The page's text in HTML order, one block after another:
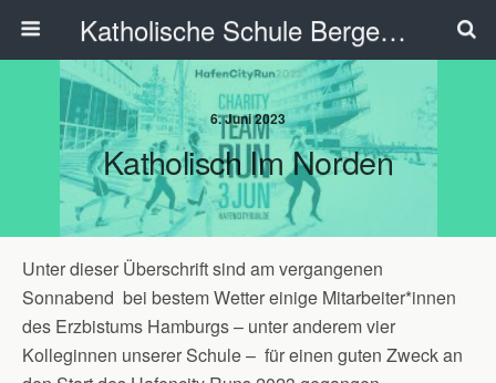
Katholische Schule Bergedorf
6. Juni 2023
Katholisch Im Norden
Unter dieser Überschrift sind am vergangenen
Sonnabend bei bestem Wetter einige Mitarbeiter*innen
des Erzbistums Hamburgs – unter anderem vier
Kolleginnen unserer Schule – für einen guten Zweck an